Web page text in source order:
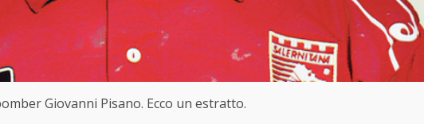
Giovanni Pisano. Ecco un estratto.